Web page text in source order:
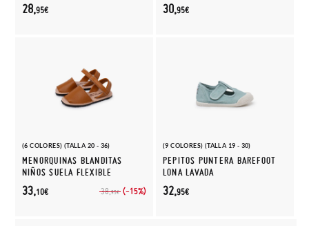
28,95€ 30,95€
(6 COLORES) (TALLA 20 - 36)
MENORQUINAS BLANDITAS
NIÑOS SUELA FLEXIBLE
38,95€ (-15%)
33,10€
(9 COLORES) (TALLA 19 - 30)
PEPITOS PUNTERA BAREFOOT
LONA LAVADA
32,95€